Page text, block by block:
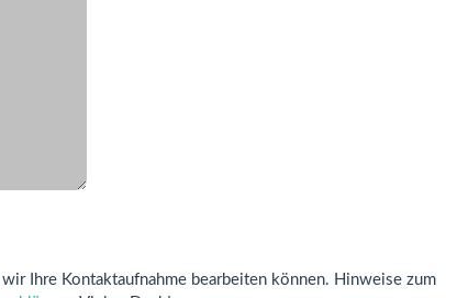
Ihre Kontaktaufnahme bearbeiten können. Hinweise zum